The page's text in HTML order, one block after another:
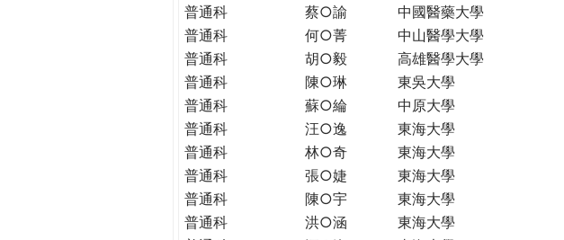
普通科
蔡○諭 中國醫藥大學
普通科
何○菁 中山醫學大學
普通科
胡○毅 高雄醫學大學
普通科
陳○琳 東吳大學
普通科
蘇○綸 中原大學
普通科
汪○逸 東海大學
普通科
林○奇 東海大學
普通科
張○婕 東海大學
普通科
陳○宇 東海大學
普通科
洪○涵 東海大學